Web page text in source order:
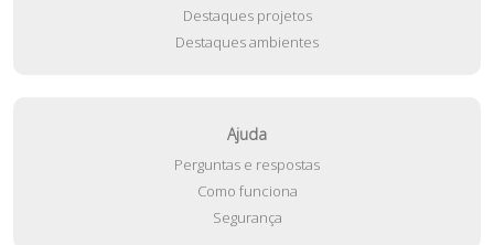
Destaques projetos
Destaques ambientes
Ajuda
Perguntas e respostas
Como funciona
Segurança